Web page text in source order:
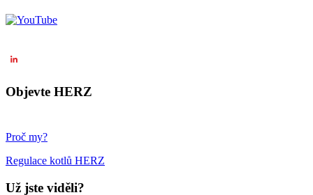
Objevte HERZ
Proč my?
Regulace kotlů HERZ
Už jste viděli?